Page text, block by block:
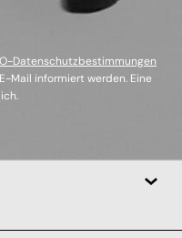
Datenschutzbestimmungen
Mail informiert werden. Eine